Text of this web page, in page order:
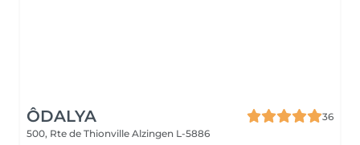
ÔDALYA
36
500, Rte de Thionville Alzingen L-5886